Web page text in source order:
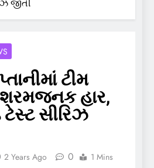
જીતી
ટીમ
શરમજનક હાર,
સીરિઝ
2 Years Ago 0 1 Mins